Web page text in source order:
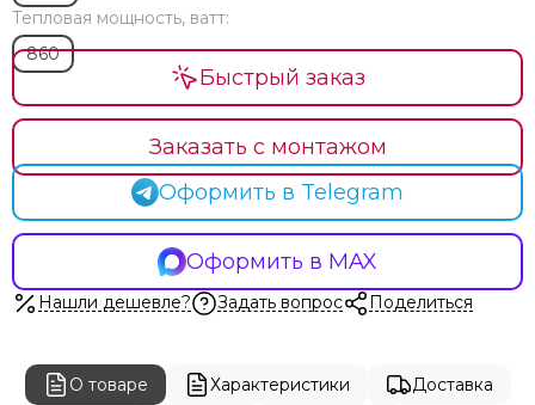
Тепловая мощность, ватт:
860
Быстрый заказ
Заказать с монтажом
Оформить в Telegram
Оформить в MAX
Нашли дешевле? Задать вопрос Поделиться
О товаре Характеристики
Доставка